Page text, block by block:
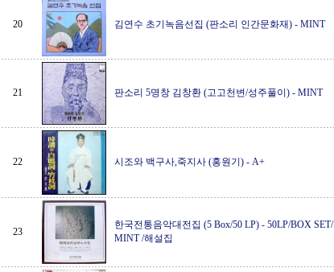
20 김연수 초기녹음선집 (판소리 인간문화재) - MINT
21 판소리 5명창 김창환 (고고천변/성주풀이) - MINT
22 시조와 백구사,죽지사 (홍원기) - A+
23
한국전통음악대전집 (5 Box/50 LP) - 50LP/BOX SET/
MINT /해설집